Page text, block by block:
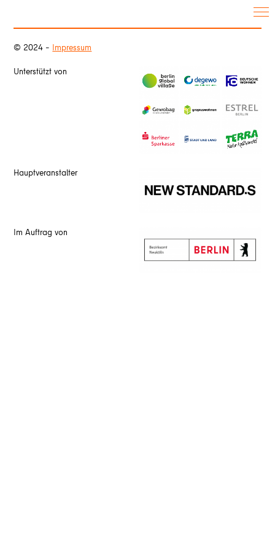
© 2024 – Impressum
Unterstützt von
Hauptveranstalter
Im Auftrag von